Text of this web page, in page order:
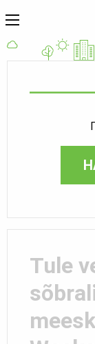
Tule